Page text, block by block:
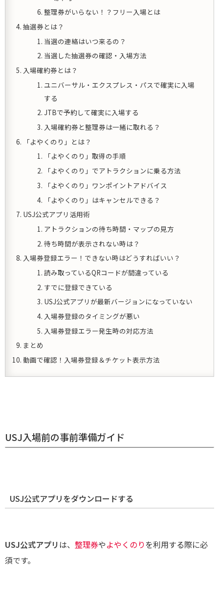
整理券がいらない！？フリー入場とは
抽選券とは？
当選の連絡はいつ来るの？
当選した抽選券の確認・入場方法
入場確約券とは？
ユニバーサル・エクスプレス・パスで確実に入場
する
JTBで予約して確実に入場する
入場確約券と整理券は一緒に取れる？
「よやくのり」とは？
「よやくのり」取得の手順
「よやくのり」でアトラクションに乗る方法
「よやくのり」ワンポイントアドバイス
「よやくのり」はキャンセルできる？
USJ公式アプリ活用術
アトラクションの待ち時間・マップの見方
待ち時間が表示されない時は？
入場券登録エラー！できない時はどうすればいい？
読み取っているQRコードが間違っている
すでに登録できている
USJ公式アプリが最新バージョンになっていない
入場券登録のタイミングが悪い
入場券登録エラー発生時の対応方法
まとめ
動画で確認！入場券登録＆チケット表示方法
USJ入場前の事前準備ガイド
USJ公式アプリをダウンロードする
USJ公式アプリは、 整理券やよやくのりを利用する際に必
須です。